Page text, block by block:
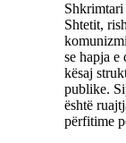
Shkrimtari
Shtetit,
se hapja e
kësaj
publike.
është
përfitime